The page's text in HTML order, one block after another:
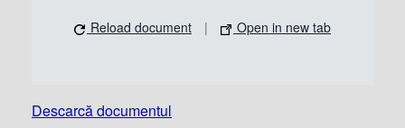
Reload document | Open in new tab
Descarcă documentul